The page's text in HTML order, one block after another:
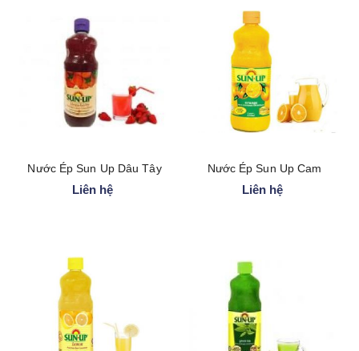
Nước Ép Sun Up Dâu Tây
Liên hệ
Nước Ép Sun Up Cam
Liên hệ